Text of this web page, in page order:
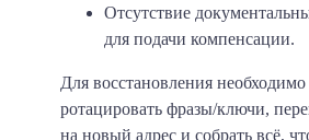
Отсутствие
для подачи компенсации.
Для восстановления необходимо
ротацировать фразы/ключи,
на новый адрес и собрать всё,